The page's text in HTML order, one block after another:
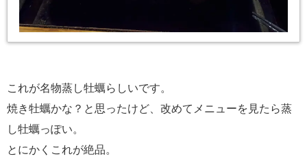
これが名物蒸し牡蠣らしいです。
焼き牡蠣かな？と思ったけど、改めてメニューを見たら蒸
し牡蠣っぽい。
とにかくこれが絶品。